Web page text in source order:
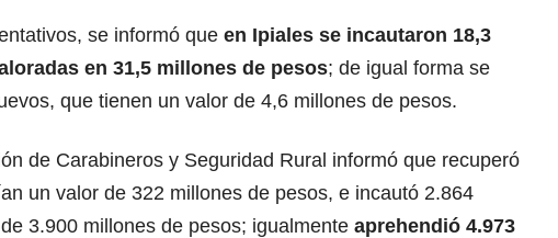
se informó que en Ipiales se incautaron 18,3
en 31,5 millones de pesos; de igual forma se
que tienen un valor de 4,6 millones de pesos.
de Carabineros y Seguridad Rural informó que recuperó
un valor de 322 millones de pesos, e incautó 2.864
3.900 millones de pesos; igualmente aprehendió 4.973